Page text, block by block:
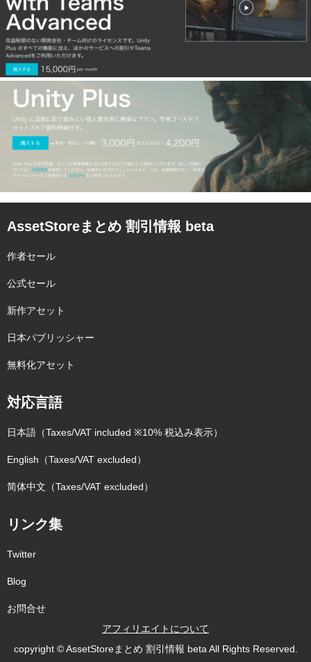
AssetStoreまとめ 割引情報 beta
作者セール
公式セール
新作アセット
日本パブリッシャー
無料化アセット
対応言語
日本語（Taxes/VAT included ※10% 税込み表示）
English（Taxes/VAT excluded）
简体中文（Taxes/VAT excluded）
リンク集
Twitter
Blog
お問合せ
アフィリエイトについて
copyright © AssetStoreまとめ 割引情報 beta All Rights Reserved.